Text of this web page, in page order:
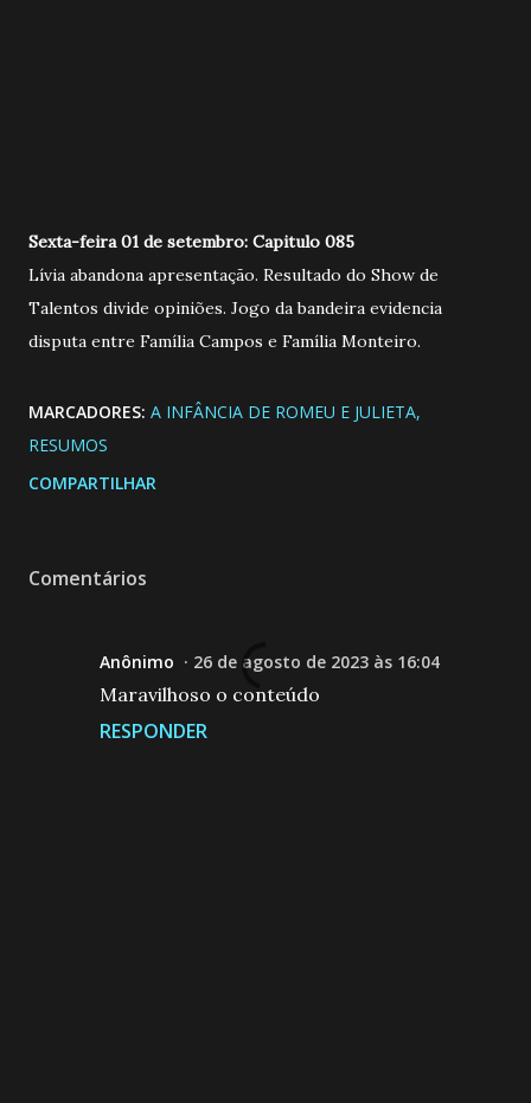
Sexta-feira 01 de setembro: Capitulo 085
Lívia abandona apresentação. Resultado do Show de
Talentos divide opiniões. Jogo da bandeira evidencia
disputa entre Família Campos e Família Monteiro.
MARCADORES: A INFÂNCIA DE ROMEU E JULIETA
RESUMOS
COMPARTILHAR
Comentários
Anônimo 26 de agosto de 2023 às 16:04
Maravilhoso o conteúdo
RESPONDER